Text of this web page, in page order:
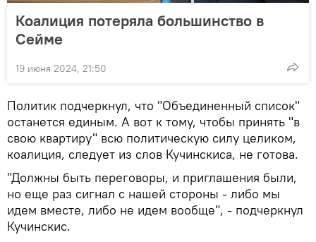
Коалиция потеряла большинство в
Сейме
19 июня 2024, 21:50
Политик подчеркнул, что "Объединенный список"
останется единым. А вот к тому, чтобы принять "в
свою квартиру" всю политическую силу целиком,
коалиция, следует из слов Кучинскиса, не готова.
"Должны быть переговоры, и приглашения были,
но еще раз сигнал с нашей стороны - либо мы
идем вместе, либо не идем вообще", - подчеркнул
Кучинскис.